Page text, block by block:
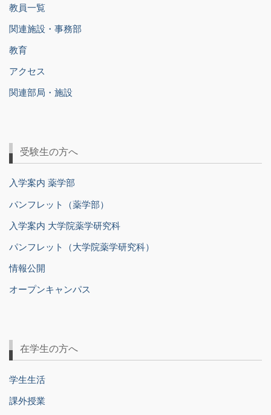
教員一覧
関連施設・事務部
教育
アクセス
関連部局・施設
受験生の方へ
入学案内 薬学部
パンフレット（薬学部）
入学案内 大学院薬学研究科
パンフレット（大学院薬学研究科）
情報公開
オープンキャンパス
在学生の方へ
学生生活
課外授業